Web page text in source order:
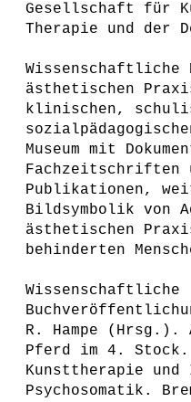
Gesellschaft für
Therapie und der
ästhetischen
klinischen,
Museum mit
Fachzeitschriften
Publikationen,
Bildsymbolik von
ästhetischen
behinderten
Wissenschaftliche
R. Hampe
Pferd im 4.
Kunsttherapie
Psychosomatik.